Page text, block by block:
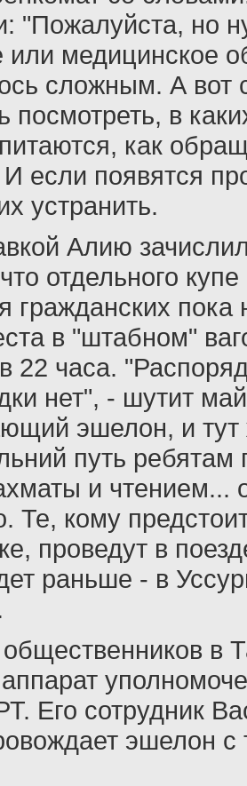
"Пожалуйста, но
или медицинское
сложным. А вот
посмотреть, в
как
если появятся
устранить.
Алию
отдельного
гражданских пока
в "штабном"
22 часа.
нет", - шутит
эшелон, и тут
путь ребятам
и чтением...
Те, кому
проведут в
раньше - в
в
Его сотрудник
эшелон с